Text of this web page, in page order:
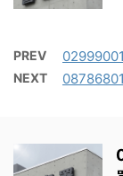
PREV
NEXT